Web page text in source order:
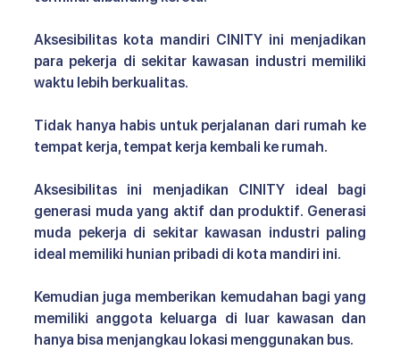
Aksesibilitas kota mandiri CINITY ini menjadikan
para pekerja di sekitar kawasan industri memiliki
waktu lebih berkualitas.
Tidak hanya habis untuk perjalanan dari rumah ke
tempat kerja, tempat kerja kembali ke rumah.
Aksesibilitas ini menjadikan CINITY ideal bagi
generasi muda yang aktif dan produktif. Generasi
muda pekerja di sekitar kawasan industri paling
ideal memiliki hunian pribadi di kota mandiri ini.
Kemudian juga memberikan kemudahan bagi yang
memiliki anggota keluarga di luar kawasan dan
hanya bisa menjangkau lokasi menggunakan bus.